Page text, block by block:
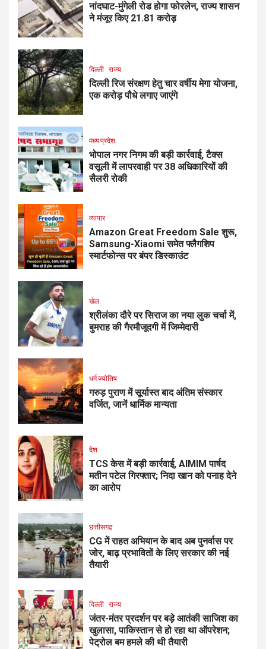
नांदघाट-मुंगेली रोड होगा फोरलेन, राज्य शासन
ने मंजूर किए 21.81 करोड़
दिल्ली राज्य
दिल्ली रिज संरक्षण हेतु चार वर्षीय मेगा योजना,
एक करोड़ पौधे लगाए जाएंगे
मध्य प्रदेश
भोपाल नगर निगम की बड़ी कार्रवाई, टैक्स
वसूली में लापरवाही पर 38 अधिकारियों की
सैलरी रोकी
व्यापार
Amazon Great Freedom Sale शुरू,
Samsung-Xiaomi समेत फ्लैगशिप
स्मार्टफोन्स पर बंपर डिस्काउंट
खेल
श्रीलंका दौरे पर सिराज का नया लुक चर्चा में,
बुमराह की गैरमौजूदगी में जिम्मेदारी
धर्म ज्योतिष
गरुड़ पुराण में सूर्यास्त बाद अंतिम संस्कार
वर्जित, जानें धार्मिक मान्यता
देश
TCS केस में बड़ी कार्रवाई, AIMIM पार्षद
मतीन पटेल गिरफ्तार; निदा खान को पनाह देने
का आरोप
छत्तीसगढ
CG में राहत अभियान के बाद अब पुनर्वास पर
जोर, बाढ़ प्रभावितों के लिए सरकार की नई
तैयारी
दिल्ली राज्य
जंतर-मंतर प्रदर्शन पर बड़े आतंकी साजिश का
खुलासा, पाकिस्तान से हो रहा था ऑपरेशन;
पेट्रोल बम हमले की थी तैयारी